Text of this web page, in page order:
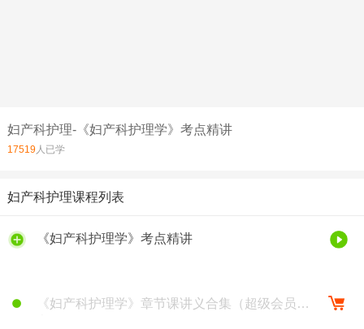
妇产科护理-《妇产科护理学》考点精讲
17519人已学
妇产科护理课程列表
《妇产科护理学》考点精讲
《妇产科护理学》章节课讲义合集（超级会员专